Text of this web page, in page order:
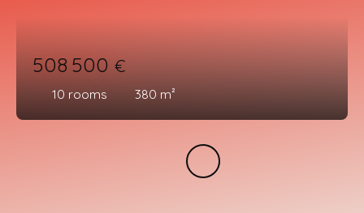
508 500€
10 rooms 380 m²